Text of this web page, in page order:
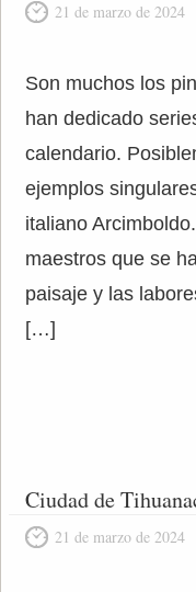
21 de marzo de 2024
Son muchos los
han dedicado
calendario.
ejemplos
italiano
maestros que se
paisaje y las
[…]
Ciudad de
21 de marzo de 2024